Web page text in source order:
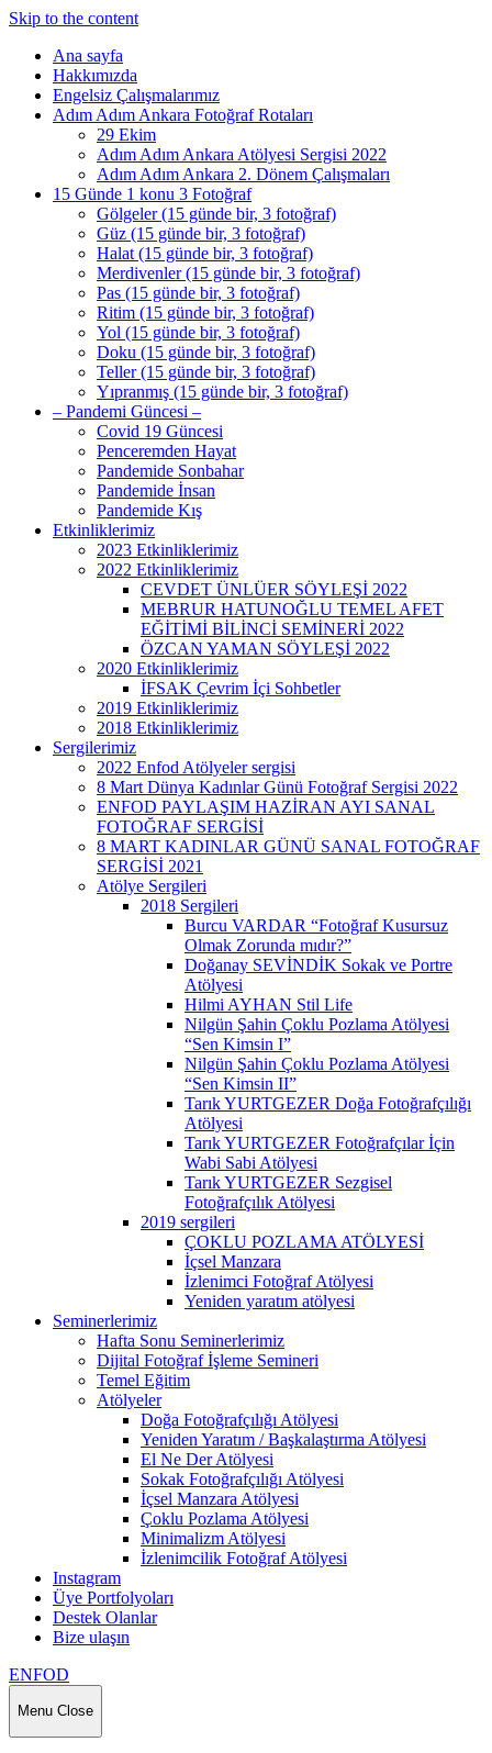
Skip to the content
Ana sayfa
Hakkımızda
Engelsiz Çalışmalarımız
Adım Adım Ankara Fotoğraf Rotaları
29 Ekim
Adım Adım Ankara Atölyesi Sergisi 2022
Adım Adım Ankara 2. Dönem Çalışmaları
15 Günde 1 konu 3 Fotoğraf
Gölgeler (15 günde bir, 3 fotoğraf)
Güz (15 günde bir, 3 fotoğraf)
Halat (15 günde bir, 3 fotoğraf)
Merdivenler (15 günde bir, 3 fotoğraf)
Pas (15 günde bir, 3 fotoğraf)
Ritim (15 günde bir, 3 fotoğraf)
Yol (15 günde bir, 3 fotoğraf)
Doku (15 günde bir, 3 fotoğraf)
Teller (15 günde bir, 3 fotoğraf)
Yıpranmış (15 günde bir, 3 fotoğraf)
– Pandemi Güncesi –
Covid 19 Güncesi
Penceremden Hayat
Pandemide Sonbahar
Pandemide İnsan
Pandemide Kış
Etkinliklerimiz
2023 Etkinliklerimiz
2022 Etkinliklerimiz
CEVDET ÜNLÜER SÖYLEŞİ 2022
MEBRUR HATUNOĞLU TEMEL AFET
EĞİTİMİ BİLİNCİ SEMİNERİ 2022
ÖZCAN YAMAN SÖYLEŞİ 2022
2020 Etkinliklerimiz
İFSAK Çevrim İçi Sohbetler
2019 Etkinliklerimiz
2018 Etkinliklerimiz
Sergilerimiz
2022 Enfod Atölyeler sergisi
8 Mart Dünya Kadınlar Günü Fotoğraf Sergisi 2022
ENFOD PAYLAŞIM HAZİRAN AYI SANAL
FOTOĞRAF SERGİSİ
8 MART KADINLAR GÜNÜ SANAL FOTOĞRAF
SERGİSİ 2021
Atölye Sergileri
2018 Sergileri
Burcu VARDAR “Fotoğraf Kusursuz
Olmak Zorunda mıdır?”
Doğanay SEVİNDİK Sokak ve Portre
Atölyesi
Hilmi AYHAN Stil Life
Nilgün Şahin Çoklu Pozlama Atölyesi
“Sen Kimsin I”
Nilgün Şahin Çoklu Pozlama Atölyesi
“Sen Kimsin II”
Tarık YURTGEZER Doğa Fotoğrafçılığı
Atölyesi
Tarık YURTGEZER Fotoğrafçılar İçin
Wabi Sabi Atölyesi
Tarık YURTGEZER Sezgisel
Fotoğrafçılık Atölyesi
2019 sergileri
ÇOKLU POZLAMA ATÖLYESİ
İçsel Manzara
İzlenimci Fotoğraf Atölyesi
Yeniden yaratım atölyesi
Seminerlerimiz
Hafta Sonu Seminerlerimiz
Dijital Fotoğraf İşleme Semineri
Temel Eğitim
Atölyeler
Doğa Fotoğrafçılığı Atölyesi
Yeniden Yaratım / Başkalaştırma Atölyesi
El Ne Der Atölyesi
Sokak Fotoğrafçılığı Atölyesi
İçsel Manzara Atölyesi
Çoklu Pozlama Atölyesi
Minimalizm Atölyesi
İzlenimcilik Fotoğraf Atölyesi
Instagram
Üye Portfolyoları
Destek Olanlar
Bize ulaşın
ENFOD
Menu Close